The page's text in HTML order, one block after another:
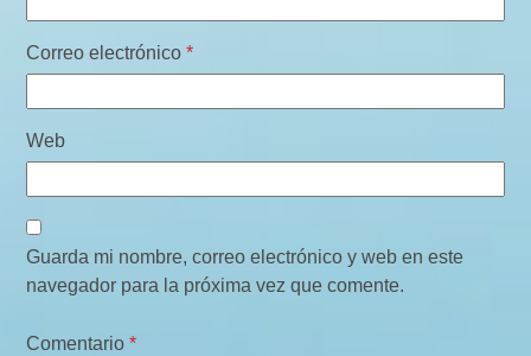
Correo electrónico*
Web
Guarda mi nombre, correo electrónico y web en este
navegador para la próxima vez que comente.
Comentario*